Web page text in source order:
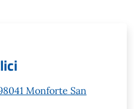
Monforte San